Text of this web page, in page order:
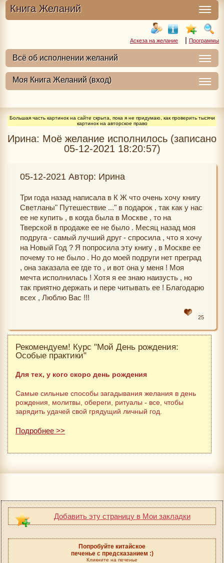
Книга Желаний
Аскеза на желание | Программы
Большая часть картинок на сайте скрыта, пока я не придумаю, как проверить тысячи
картинок на авторское право
Ирина: Моё желание исполнилось (записано
05-12-2021 18:20:57)
05-12-2021 Автор: Ирина
Три года назад написала в К Ж что очень хочу книгу
Светланы" Путешествие ..." в подарок , так как у нас
ее не купить , в когда была в Москве , то на
Тверской в продаже ее не было . Месяц назад моя
подруга - самый лучший друг - спросила , что я хочу
на Новый Год ? Я попросила эту книгу , в Москве ее
почему то не было . Но до моей подруги нет преград
, она заказала ее где то , и вот она у меня ! Моя
мечта исполнилась ! Хотя я ее знаю наизусть , но
так приятно держать и пере читывать ее ! Благодарю
всех , Люблю Вас !!!
25
Рекомендуем! Курс "Мой День рождения:
Особые практики"
Для тех, у кого скоро день рождения
Самые сильные способы загадывания желания в день
рождения, молитвы, обереги, ритуалы - все, чтобы
зарядить удачей свой грядущий личный год.
Подробнее >>
Добавить эту страницу в Мои закладки
Попробуйте китайское
печенье с предсказанием :)
Кликните на печенье